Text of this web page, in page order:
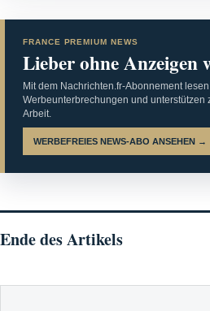
FRANCE PREMIUM NEWS
Lieber ohne Anzeigen
Mit dem Nachrichten.fr-Abonnement
Werbeunterbrechungen und unterstützen
Arbeit.
WERBEFREIES NEWS-ABO ANSEHEN →
Ende des Artikels